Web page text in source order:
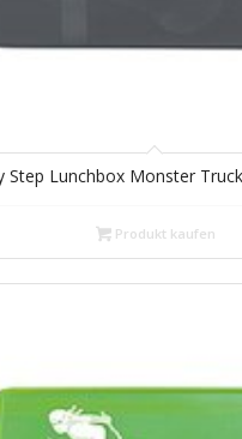
Step Lunchbox Monster
Produkt kaufen